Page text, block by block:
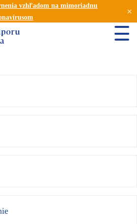
vzhľadom na mimoriadnu
×